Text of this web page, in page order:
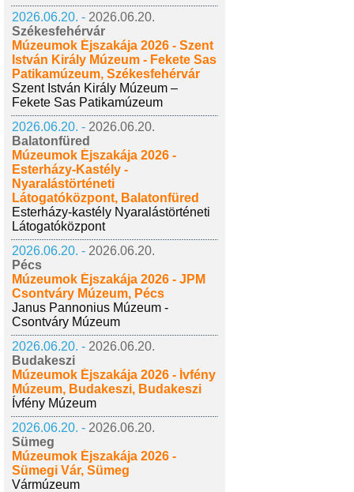
2026.06.20. - 2026.06.20.
Székesfehérvár
Múzeumok Éjszakája 2026 - Szent
István Király Múzeum - Fekete Sas
Patikamúzeum, Székesfehérvár
Szent István Király Múzeum –
Fekete Sas Patikamúzeum
2026.06.20. - 2026.06.20.
Balatonfüred
Múzeumok Éjszakája 2026 -
Esterházy-Kastély -
Nyaralástörténeti
Látogatóközpont, Balatonfüred
Esterházy-kastély Nyaralástörténeti
Látogatóközpont
2026.06.20. - 2026.06.20.
Pécs
Múzeumok Éjszakája 2026 - JPM
Csontváry Múzeum, Pécs
Janus Pannonius Múzeum -
Csontváry Múzeum
2026.06.20. - 2026.06.20.
Budakeszi
Múzeumok Éjszakája 2026 - Ívfény
Múzeum, Budakeszi, Budakeszi
Ívfény Múzeum
2026.06.20. - 2026.06.20.
Sümeg
Múzeumok Éjszakája 2026 -
Sümegi Vár, Sümeg
Vármúzeum